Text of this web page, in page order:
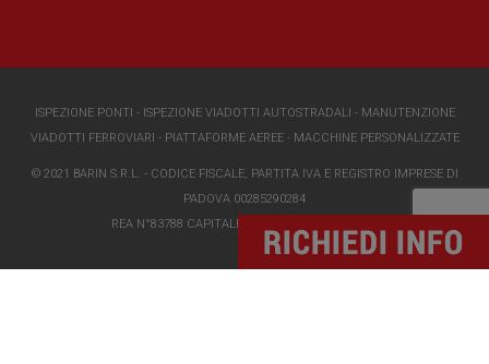
ISPEZIONE PONTI - ISPEZIONE VIADOTTI AUTOSTRADALI - MANUTENZIONE
VIADOTTI FERROVIARI - PIATTAFORME AEREE- MACCHINE PERSONALIZZATE
© 2021 BARIN S.R.L. - CODICE FISCALE, PARTITA IVA E REGISTRO IMPRESE DI
PADOVA 00285290284
REA N°83788 CAPITALE SOCIALE I.V. €118000,00